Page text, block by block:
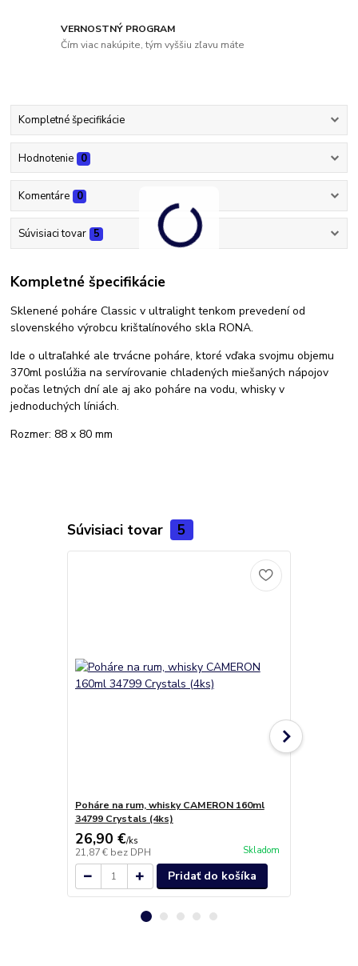
VERNOSTNÝ PROGRAM
Čím viac nakúpite, tým vyššiu zľavu máte
Kompletné špecifikácie
Hodnotenie 0
Komentáre 0
Súvisiaci tovar 5
Kompletné špecifikácie
Sklenené poháre Classic v ultralight tenkom prevedení od
slovenského výrobcu krištalínového skla RONA.
Ide o ultraľahké ale trvácne poháre, ktoré vďaka svojmu objemu
370ml poslúžia na servírovanie chladených miešaných nápojov
počas letných dní ale aj ako poháre na vodu, whisky v
jednoduchých líniách.
Rozmer: 88 x 80 mm
Súvisiaci tovar 5
Poháre na rum, whisky CAMERON 160ml
34799 Crystals (4ks)
26,90 €/ks
21,87 € bez DPH Skladom
Pridať do košíka